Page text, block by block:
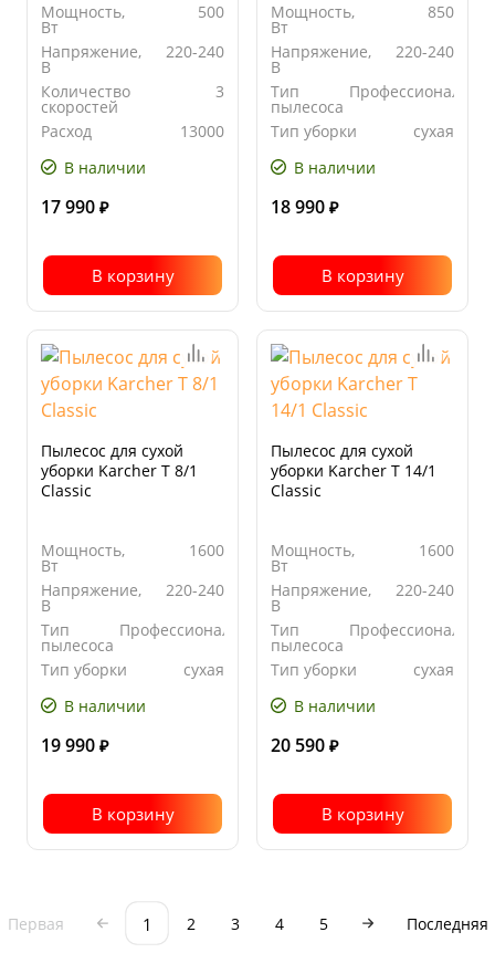
Мощность,
Вт
500
Напряжение,
В
220-240
Количество
скоростей
3
Расход
воздуха, л/с
13000
В наличии
17 990 ₽
В корзину
Мощность,
Вт
850
Напряжение,
В
220-240
Тип
пылесоса
Тип уборки
сухая
В наличии
18 990 ₽
В корзину
Пылесос для сухой
уборки Karcher T 8/1
Classic
Мощность,
Вт
1600
Напряжение,
В
220-240
Тип
пылесоса
Профессиональный
Тип уборки
сухая
В наличии
19 990 ₽
В корзину
Пылесос для сухой
уборки Karcher T 14/1
Classic
Мощность,
Вт
1600
Напряжение,
В
220-240
Тип
пылесоса
Тип уборки
сухая
В наличии
20 590 ₽
В корзину
Первая 1 2 3 4 5 Последняя